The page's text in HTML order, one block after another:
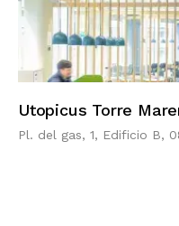
Utopicus Torre
Pl. del gas, 1, Edificio B,